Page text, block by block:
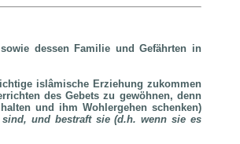
dessen Familie und Gefährten in
islâmische Erziehung zukommen
des Gebets zu gewöhnen, denn
und ihm Wohlergehen schenken)
und bestraft sie (d.h. wenn sie es